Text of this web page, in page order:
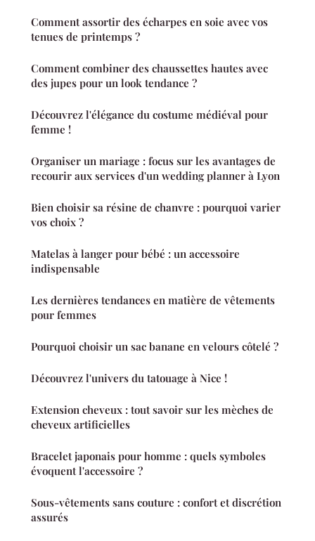
Comment assortir des écharpes en soie avec vos
tenues de printemps ?
Comment combiner des chaussettes hautes avec
des jupes pour un look tendance ?
Découvrez l'élégance du costume médiéval pour
femme !
Organiser un mariage : focus sur les avantages de
recourir aux services d'un wedding planner à Lyon
Bien choisir sa résine de chanvre : pourquoi varier
vos choix ?
Matelas à langer pour bébé : un accessoire
indispensable
Les dernières tendances en matière de vêtements
pour femmes
Pourquoi choisir un sac banane en velours côtelé ?
Découvrez l'univers du tatouage à Nice !
Extension cheveux : tout savoir sur les mèches de
cheveux artificielles
Bracelet japonais pour homme : quels symboles
évoquent l'accessoire ?
Sous-vêtements sans couture : confort et discrétion
assurés